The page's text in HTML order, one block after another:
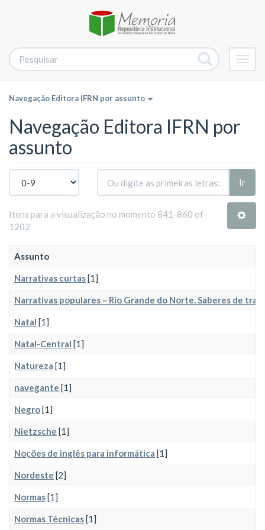
Navegação Editora IFRN por assunto
Navegação Editora IFRN por
assunto
Ir
Itens para a visualização no momento 841-860 of
1202
Assunto
Narrativas curtas[1]
Narrativas populares – Rio Grande do Norte. Saberes de
Natal [1]
Natal-Central [1]
Natureza [1]
navegante [1]
Negro[1]
Nietzsche [1]
Noções de inglês para informática [1]
Nordeste [2]
Normas[1]
Normas Técnicas[1]